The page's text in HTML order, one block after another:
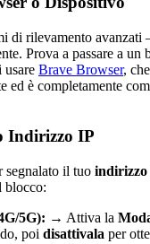
di rilevamento
Prova a passare a un
Brave Browser,
ed è completamente
Indirizzo IP
segnalato il tuo
blocco:
5G): → Attiva la
poi disattivala per